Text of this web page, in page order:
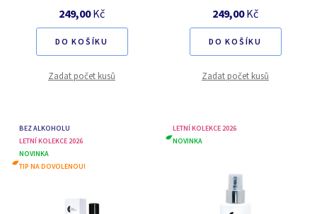
249,00Kč
DO KOŠÍKU
Zadat počet kusů
249,00Kč
DO KOŠÍKU
Zadat počet kusů
BEZ ALKOHOLU
LETNÍ KOLEKCE 2026
NOVINKA
TIP NA DOVOLENOU!
LETNÍ KOLEKCE 2026
NOVINKA